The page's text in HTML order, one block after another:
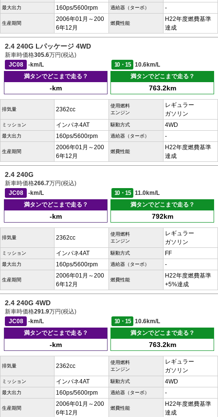
最大出力 160ps/5600rpm 過給器（ターボ） -
生産期間
2006年01月～200
6年12月
燃費性能
H22年度燃費基準
達成
2.4 240G Lパッケージ 4WD
新車時価格305.6万円(税込)
JC08
-km/L 10・15
10.6km/L
満タンでどこまで走る？
-km
満タンでどこまで走る？
763.2km
排気量 2362cc
使用燃料
エンジン
レギュラー
ガソリン
ミッション インパネ4AT 駆動方式 4WD
最大出力 160ps/5600rpm 過給器（ターボ） -
生産期間
2006年01月～200
6年12月
燃費性能
H22年度燃費基準
達成
2.4 240G
新車時価格266.7万円(税込)
JC08
-km/L 10・15
11.0km/L
満タンでどこまで走る？
-km
満タンでどこまで走る？
792km
排気量 2362cc
使用燃料
エンジン
レギュラー
ガソリン
ミッション インパネ4AT 駆動方式 FF
最大出力 160ps/5600rpm 過給器（ターボ） -
生産期間
2006年01月～200
6年12月
燃費性能
H22年度燃費基準
+5%達成
2.4 240G 4WD
新車時価格291.9万円(税込)
JC08
-km/L 10・15
10.6km/L
満タンでどこまで走る？
-km
満タンでどこまで走る？
763.2km
排気量 2362cc
使用燃料
エンジン
レギュラー
ガソリン
ミッション インパネ4AT 駆動方式 4WD
最大出力 160ps/5600rpm 過給器（ターボ） -
生産期間
2006年01月～200
6年12月
燃費性能
H22年度燃費基準
達成